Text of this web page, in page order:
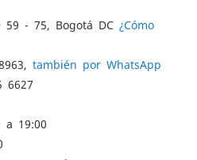
59 - 75, Bogotá DC ¿Cómo
también por WhatsApp
6627
a 19:00